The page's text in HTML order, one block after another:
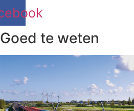
Goed te weten